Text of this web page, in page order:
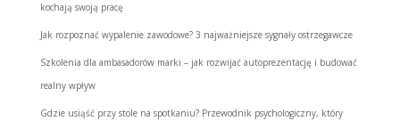
kochają swoją pracę
Jak rozpoznać wypalenie zawodowe? 3 najważniejsze sygnały ostrzegawcze
Szkolenia dla ambasadorów marki – jak rozwijać autoprezentację i budować
realny wpływ
Gdzie usiąść przy stole na spotkaniu? Przewodnik psychologiczny, który